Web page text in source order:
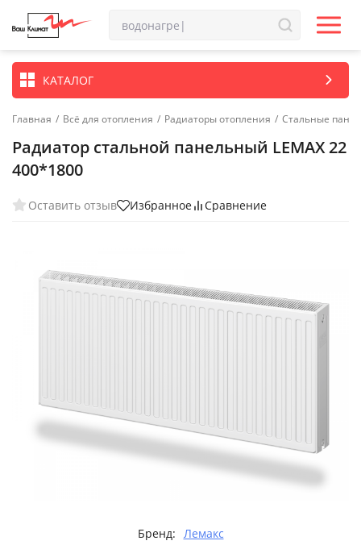
КАТАЛОГ
Главная / Всё для отопления / Радиаторы отопления / Стальные
Радиатор стальной панельный LEMAX 22
400*1800
Оставить отзыв Избранное Сравнение
Бренд: Лемакс